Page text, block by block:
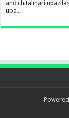
and chitalmari
upa...